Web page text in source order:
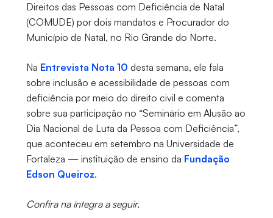
Direitos das Pessoas com Deficiência de Natal
(COMUDE) por dois mandatos e Procurador do
Município de Natal, no Rio Grande do Norte.
Na Entrevista Nota 10 desta semana, ele fala
sobre inclusão e acessibilidade de pessoas com
deficiência por meio do direito civil e comenta
sobre sua participação no “Seminário em Alusão ao
Dia Nacional de Luta da Pessoa com Deficiência”,
que aconteceu em setembro na Universidade de
Fortaleza — instituição de ensino da Fundação
Edson Queiroz.
Confira na íntegra a seguir.